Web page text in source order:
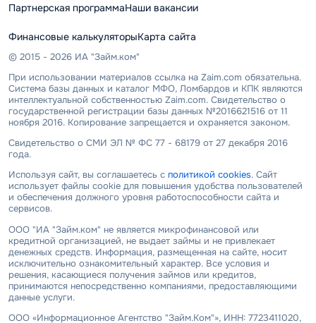
Партнерская программаНаши вакансии
Финансовые калькуляторыКарта сайта
© 2015 - 2026 ИА "Займ.ком"
При использовании материалов ссылка на Zaim.com обязательна.
Система базы данных и каталог МФО, Ломбардов и КПК являются
интеллектуальной собственностью Zaim.com. Свидетельство о
государственной регистрации базы данных №2016621516 от 11
ноября 2016. Копирование запрещается и охраняется законом.
Свидетельство о СМИ ЭЛ № ФС 77 - 68179 от 27 декабря 2016
года.
Используя сайт, вы соглашаетесь с политикой cookies. Сайт
использует файлы cookie для повышения удобства пользователей
и обеспечения должного уровня работоспособности сайта и
сервисов.
ООО "ИА "Займ.ком" не является микрофинансовой или
кредитной организацией, не выдает займы и не привлекает
денежных средств. Информация, размещенная на сайте, носит
исключительно ознакомительный характер. Все условия и
решения, касающиеся получения займов или кредитов,
принимаются непосредственно компаниями, предоставляющими
данные услуги.
ООО «Информационное Агентство "Займ.Ком"», ИНН: 7723411020,